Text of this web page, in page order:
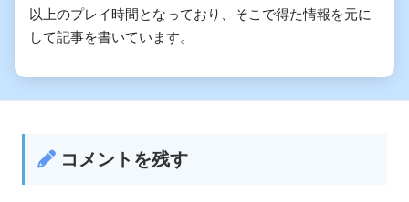
以上のプレイ時間となっており、そこで得た情報を元に
して記事を書いています。
コメントを残す